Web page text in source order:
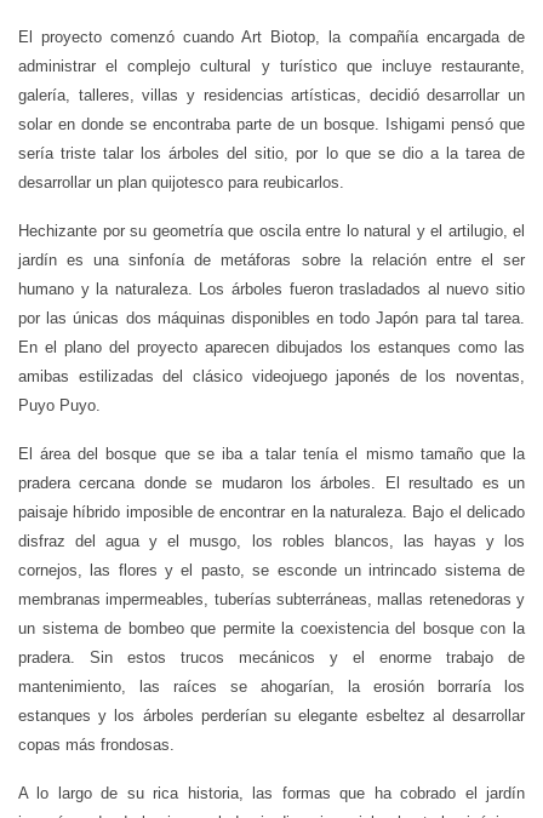
El proyecto comenzó cuando Art Biotop, la compañía encargada de
administrar el complejo cultural y turístico que incluye restaurante,
galería, talleres, villas y residencias artísticas, decidió desarrollar un
solar en donde se encontraba parte de un bosque. Ishigami pensó que
sería triste talar los árboles del sitio, por lo que se dio a la tarea de
desarrollar un plan quijotesco para reubicarlos.
Hechizante por su geometría que oscila entre lo natural y el artilugio, el
jardín es una sinfonía de metáforas sobre la relación entre el ser
humano y la naturaleza. Los árboles fueron trasladados al nuevo sitio
por las únicas dos máquinas disponibles en todo Japón para tal tarea.
En el plano del proyecto aparecen dibujados los estanques como las
amibas estilizadas del clásico videojuego japonés de los noventas,
Puyo Puyo.
El área del bosque que se iba a talar tenía el mismo tamaño que la
pradera cercana donde se mudaron los árboles. El resultado es un
paisaje híbrido imposible de encontrar en la naturaleza. Bajo el delicado
disfraz del agua y el musgo, los robles blancos, las hayas y los
cornejos, las flores y el pasto, se esconde un intrincado sistema de
membranas impermeables, tuberías subterráneas, mallas retenedoras y
un sistema de bombeo que permite la coexistencia del bosque con la
pradera. Sin estos trucos mecánicos y el enorme trabajo de
mantenimiento, las raíces se ahogarían, la erosión borraría los
estanques y los árboles perderían su elegante esbeltez al desarrollar
copas más frondosas.
A lo largo de su rica historia, las formas que ha cobrado el jardín